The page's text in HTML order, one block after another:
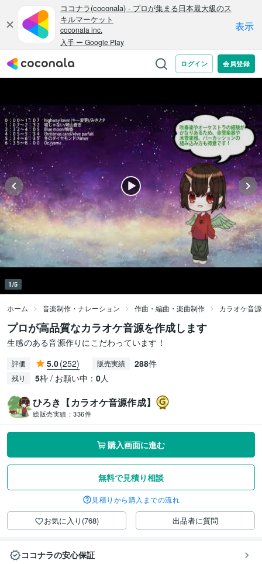
1/5
ホーム 音楽制作・ナレーション 作曲・編曲・楽曲制作 カラオケ音
プロが高品質なカラオケ音源を作成します
生感のある音源作りにこだわっています！
評価 5.0(252) 販売実績 288件
残り 5枠 / お願い中： 0人
ひろき【カラオケ音源作成】
総販売実績： 336件
購入画面に進む
無料で見積り相談
見積りから購入までの流れ
お気に入り(768) 出品者に質問
ココナラの安心保証